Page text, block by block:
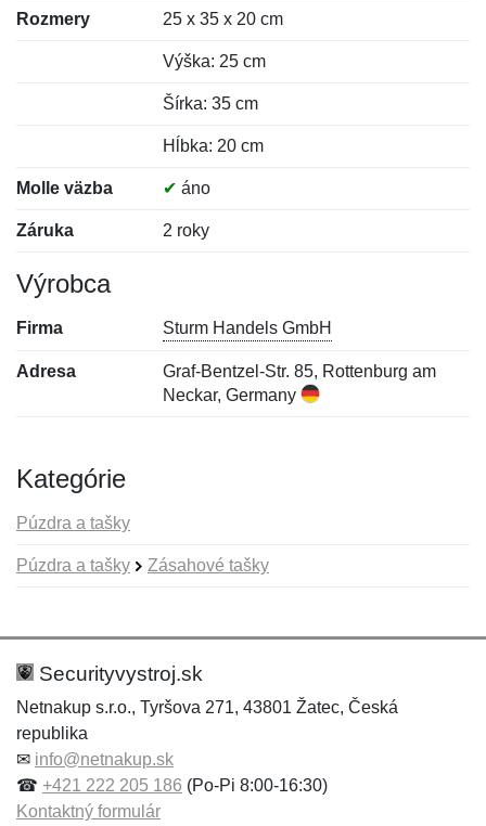
Rozmery 25 x 35 x 20 cm
Výška: 25 cm
Šírka: 35 cm
Hĺbka: 20 cm
Molle väzba ✔ áno
Záruka 2 roky
Výrobca
Firma Sturm Handels GmbH
Adresa
Graf-Bentzel-Str. 85, Rottenburg am
Neckar, Germany
Kategórie
Púzdra a tašky
Púzdra a tašky Zásahové tašky
Hodnotenie:
Meno:*
Meno:
E-mail:*
Securityvystroj.sk
Netnakup s.r.o., Tyršova 271, 43801 Žatec, Česká
republika
✉ info@netnakup.sk
☎ +421 222 205 186 (Po-Pi 8:00-16:30)
Kontaktný formulár